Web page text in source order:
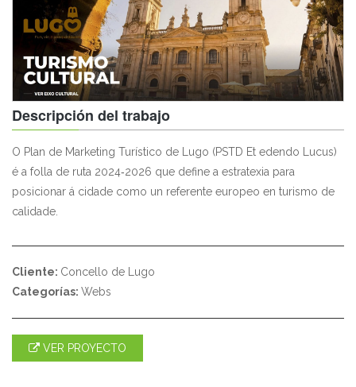
Descripción del trabajo
O Plan de Marketing Turístico de Lugo (PSTD Et edendo Lucus)
é a folla de ruta 2024‑2026 que define a estratexia para
posicionar á cidade como un referente europeo en turismo de
calidade.
Cliente: Concello de Lugo
Categorías: Webs
VER PROYECTO